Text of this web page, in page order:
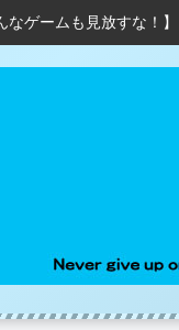
ゲームも見放すな！】